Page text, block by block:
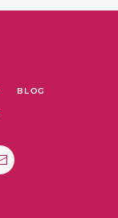
BLOG